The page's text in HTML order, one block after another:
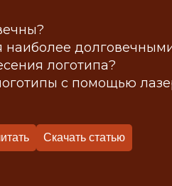
логотипа?
с помощью
Скачать статью